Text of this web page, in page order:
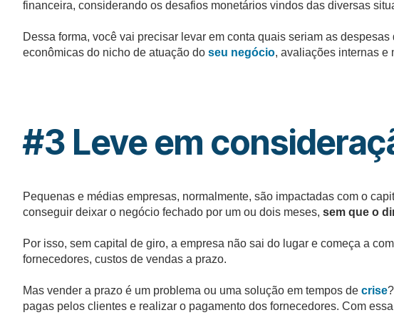
financeira, considerando os desafios monetários vindos das diversas
Dessa forma, você vai precisar levar em conta quais seriam as
econômicas do nicho de atuação do seu negócio, avaliações internas e
#3 Leve em
Pequenas e médias empresas, normalmente, são impactadas com o
conseguir deixar o negócio fechado por um ou dois meses, sem que o
Por isso, sem capital de giro, a empresa não sai do lugar e começa a
fornecedores, custos de vendas a prazo.
Mas vender a prazo é um problema ou uma solução em tempos de crise
pagas pelos clientes e realizar o pagamento dos fornecedores. Com